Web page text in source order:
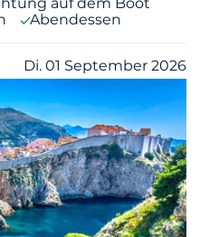
Abendessen
Di. 01 September 2026